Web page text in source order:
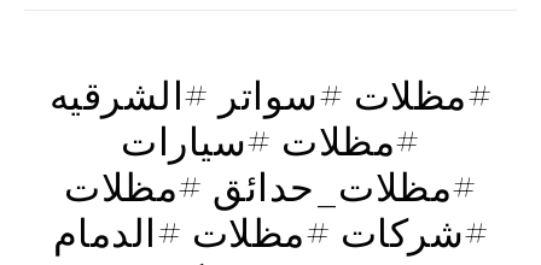
#مظلات #سواتر #الشرقيه
#مظلات #سيارات
#مظلات_حدائق #مظلات
#شركات #مظلات #الدمام